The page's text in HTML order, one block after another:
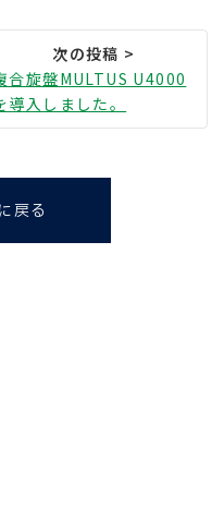
合旋盤MULTUS U4000
導入しました。
戻る